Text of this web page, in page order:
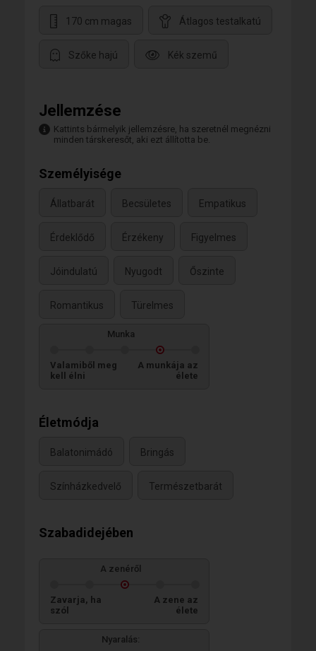
170 cm magas Átlagos testalkatú
Szőke hajú Kék szemű
Jellemzése
Kattints bármelyik jellemzésre, ha szeretnél megnézni
minden társkeresőt, aki ezt állította be.
Személyisége
Állatbarát Becsületes Empatikus
Érdeklődő Érzékeny Figyelmes
Jóindulatú Nyugodt Őszinte
Romantikus Türelmes
Munka
Valamiből meg
kell élni
A munkája az
élete
Életmódja
Balatonimádó Bringás
Színházkedvelő Természetbarát
Szabadidejében
A zenéről
Zavarja, ha
szól
A zene az
élete
Nyaralás: